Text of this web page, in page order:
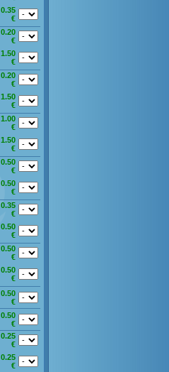
0.35
€
0.20
€
1.50
€
0.20
€
1.50
€
1.00
€
1.50
€
0.50
€
0.50
€
0.35
€
0.50
€
0.50
€
0.50
€
0.50
€
0.50
€
0.25
€
0.25
€